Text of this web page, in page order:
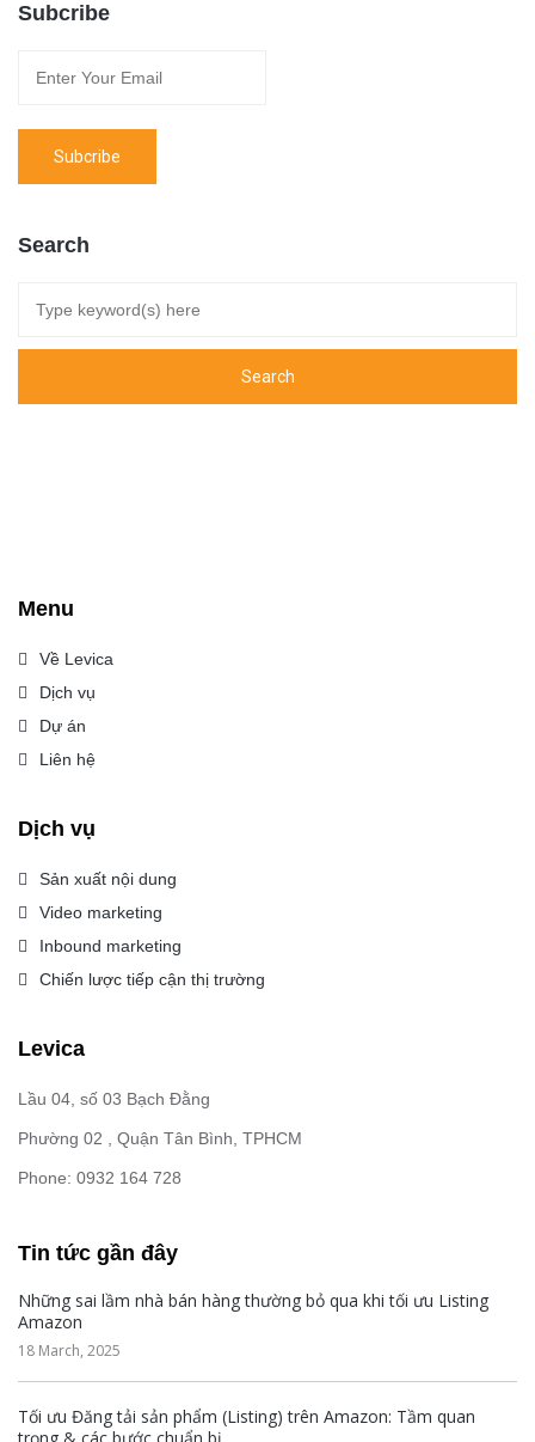
Subcribe
Search
Menu
Về Levica
Dịch vụ
Dự án
Liên hệ
Dịch vụ
Sản xuất nội dung
Video marketing
Inbound marketing
Chiến lược tiếp cận thị trường
Levica
Lầu 04, số 03 Bạch Đằng
Phường 02 , Quận Tân Bình, TPHCM
Phone: 0932 164 728
Tin tức gần đây
Những sai lầm nhà bán hàng thường bỏ qua khi tối ưu Listing
Amazon
18 March, 2025
Tối ưu Đăng tải sản phẩm (Listing) trên Amazon: Tầm quan